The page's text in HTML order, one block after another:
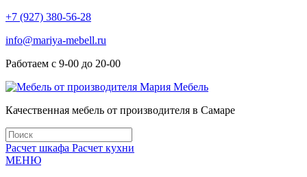
+7 (927) 380-56-28
info@mariya-mebell.ru
Работаем с 9-00 до 20-00
Качественная мебель от производителя в Самаре
Расчет шкафа Расчет кухни
МЕНЮ